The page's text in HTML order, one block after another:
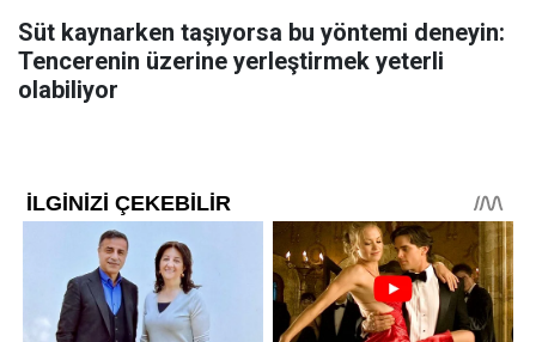
Süt kaynarken taşıyorsa bu yöntemi deneyin:
Tencerenin üzerine yerleştirmek yeterli
olabiliyor